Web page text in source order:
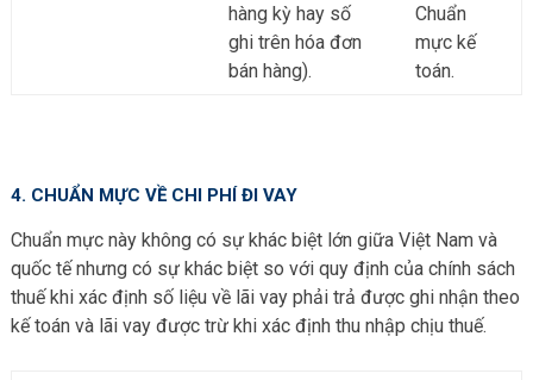
hàng kỳ hay số
ghi trên hóa đơn
bán hàng).
Chuẩn
mực kế
toán.
4. CHUẨN MỰC VỀ CHI PHÍ ĐI VAY
Chuẩn mực này không có sự khác biệt lớn giữa Việt Nam và
quốc tế nhưng có sự khác biệt so với quy định của chính sách
thuế khi xác định số liệu về lãi vay phải trả được ghi nhận theo
kế toán và lãi vay được trừ khi xác định thu nhập chịu thuế.